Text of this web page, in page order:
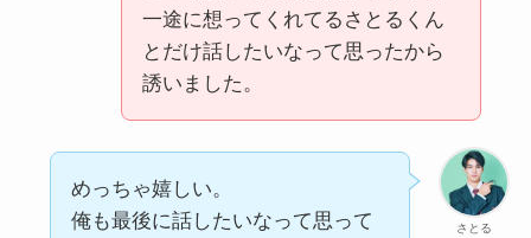
一途に想ってくれてるさとるくん
とだけ話したいなって思ったから
誘いました。
さとる
めっちゃ嬉しい。
俺も最後に話したいなって思って